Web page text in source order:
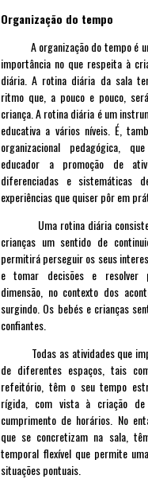
Organização do tempo
A organização do tempo é
importância no que respeita à
diária. A rotina diária da sala
ritmo que, a pouco e pouco,
criança. A rotina diária é um
educativa a vários níveis. É,
organizacional pedagógica,
educador a promoção de
diferenciadas e sistemáticas
experiências que quiser pôr em
Uma rotina diária
crianças um sentido de
permitirá perseguir os seus
e tomar decisões e resolver
dimensão, no contexto dos
surgindo. Os bebés e crianças
confiantes.
Todas as atividades que
de diferentes espaços, tais
refeitório, têm o seu tempo
rígida, com vista à criação
cumprimento de horários. No
que se concretizam na sala,
temporal flexível que permite
situações pontuais.